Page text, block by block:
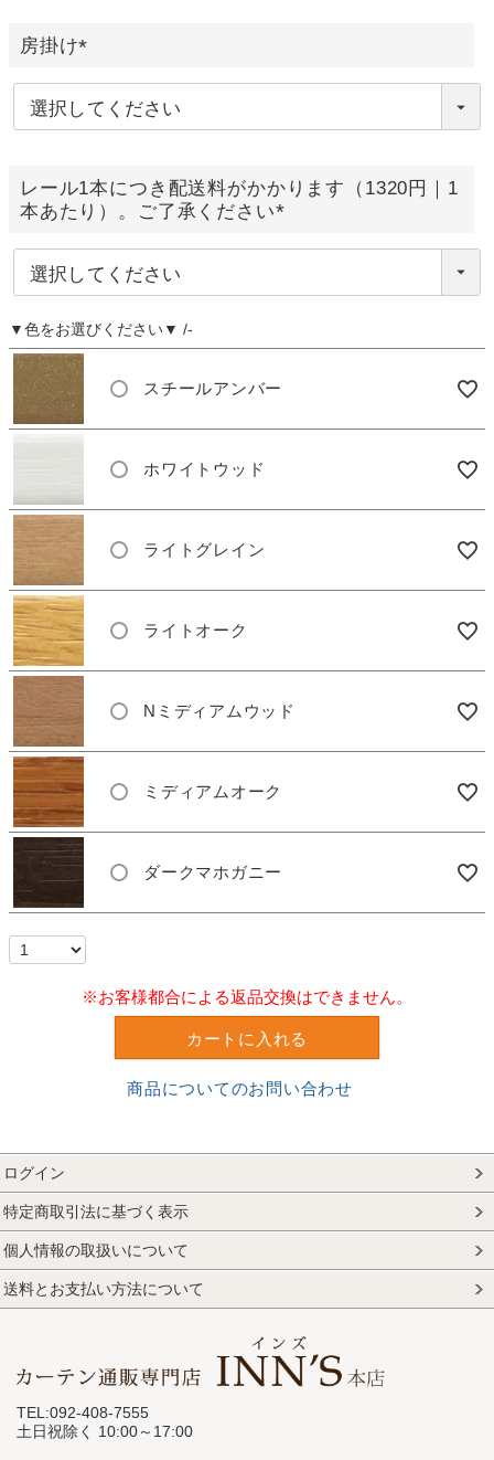
房掛け
須
レール1本につき配送料がかかります（1320円｜1
本あたり）。ご了承ください
▼色をお選びください▼ -
スチールアンバー
ホワイトウッド
ライトグレイン
ライトオーク
Nミディアムウッド
ミディアムオーク
ダークマホガニー
※お客様都合による返品交換はできません。
カートに入れる
商品についてのお問い合わせ
ログイン
特定商取引法に基づく表示
個人情報の取扱いについて
送料とお支払い方法について
TEL:092-408-7555
土日祝除く 10:00～17:00